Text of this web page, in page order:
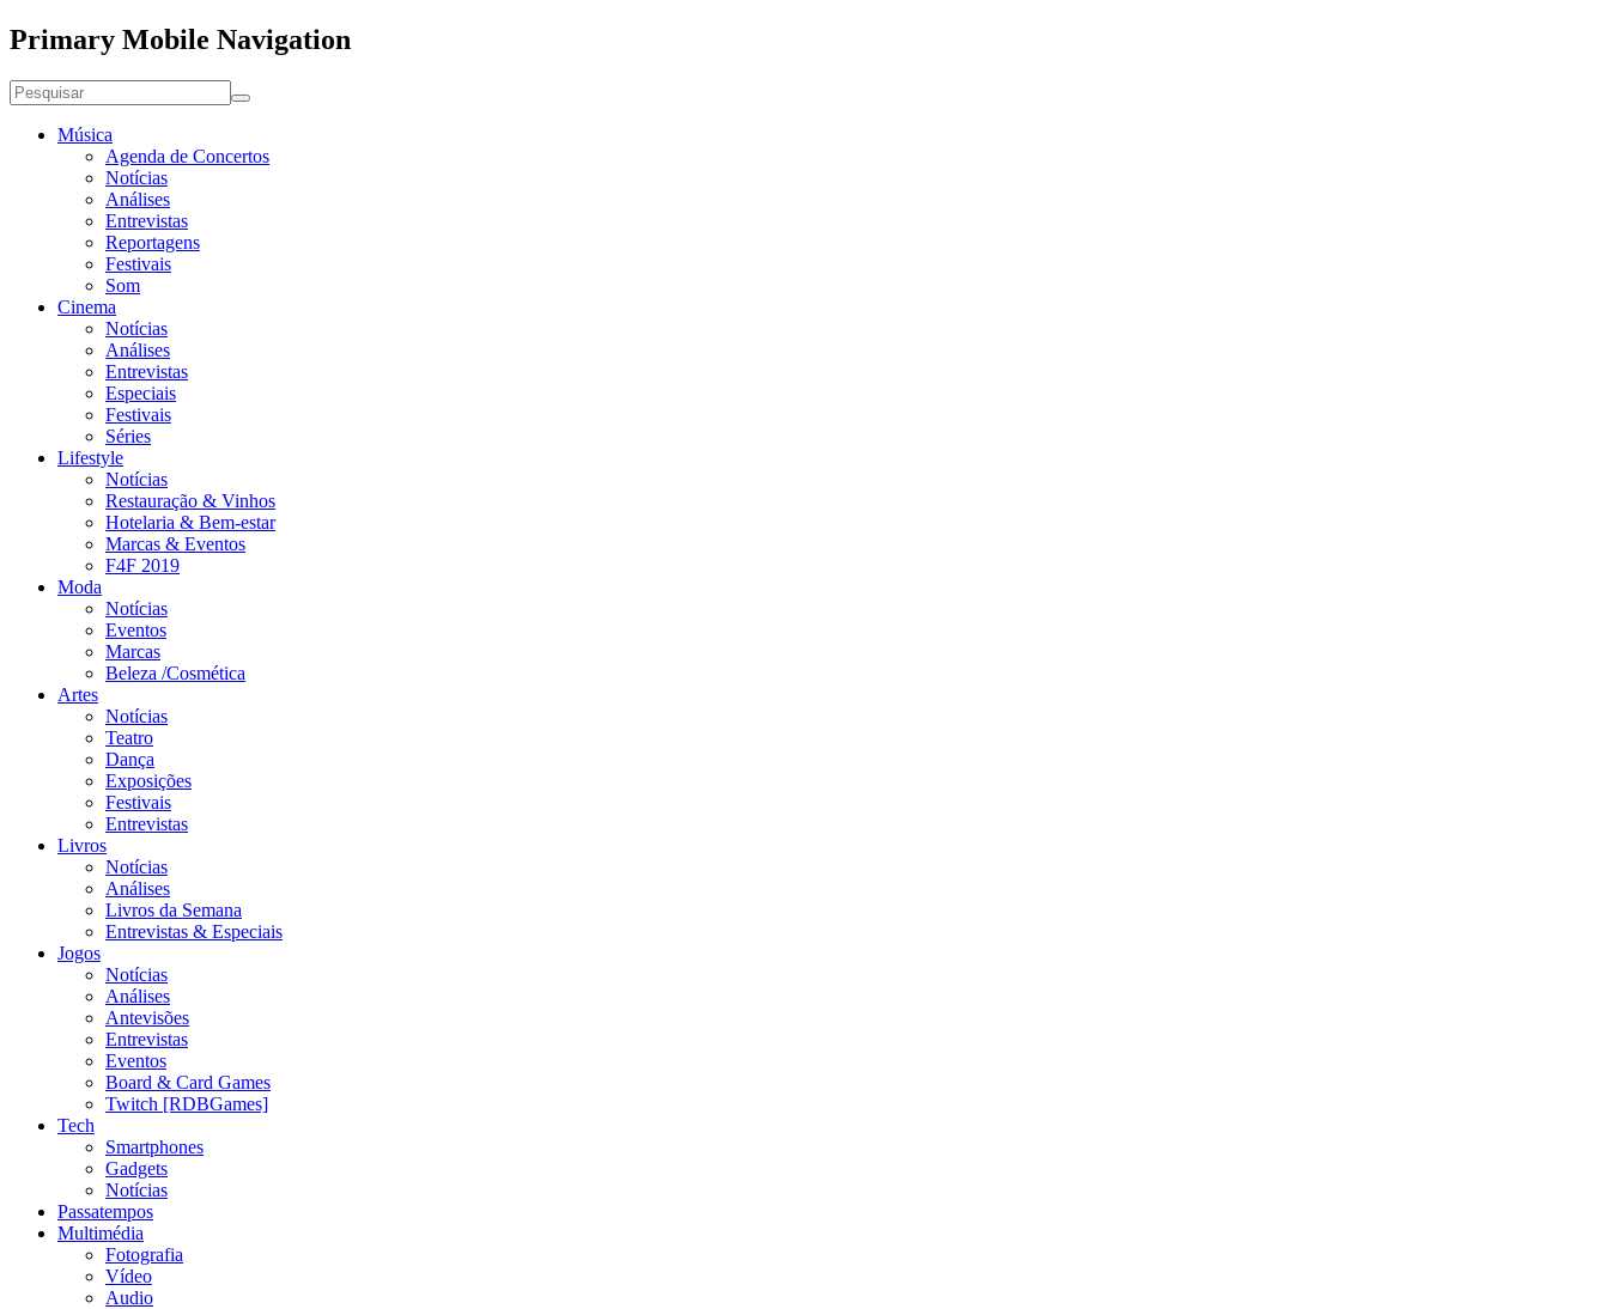
Primary Mobile Navigation
Música
Agenda de Concertos
Notícias
Análises
Entrevistas
Reportagens
Festivais
Som
Cinema
Notícias
Análises
Entrevistas
Especiais
Festivais
Séries
Lifestyle
Notícias
Restauração & Vinhos
Hotelaria & Bem-estar
Marcas & Eventos
F4F 2019
Moda
Notícias
Eventos
Marcas
Beleza /Cosmética
Artes
Notícias
Teatro
Dança
Exposições
Festivais
Entrevistas
Livros
Notícias
Análises
Livros da Semana
Entrevistas & Especiais
Jogos
Notícias
Análises
Antevisões
Entrevistas
Eventos
Board & Card Games
Twitch [RDBGames]
Tech
Smartphones
Gadgets
Notícias
Passatempos
Multimédia
Fotografia
Vídeo
Audio